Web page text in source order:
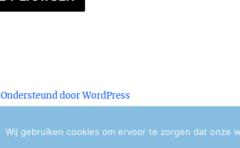
Ondersteund door WordPress
Wij gebruiken cookies om ervoor te zorgen dat onze